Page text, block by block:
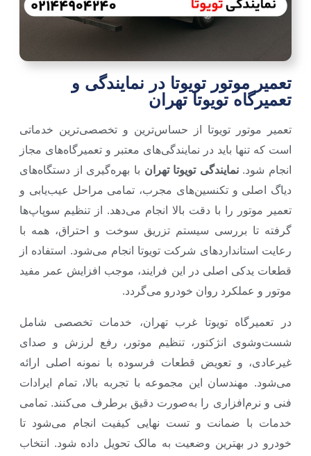
تعمیر موتور تویوتا در نمایندگی و
تعمیرگاه تویوتا تهران
تعمیر موتور تویوتا از حساس‌ترین و تخصصی‌ترین خدماتی
است که تنها باید در نمایندگی‌های معتبر و تعمیرگاه‌های مجاز
انجام شود.نمایندگی تویوتا تهران با بهره‌گیری از دستگاه‌های
دیاگ اصلی و تکنسین‌های مجرب، تمامی مراحل عیب‌یابی و
تعمیر موتور را با دقت بالا انجام می‌دهد. از تنظیم سوپاپ‌ها
گرفته تا بررسی سیستم تزریق سوخت و احتراق، همه با
رعایت استانداردهای شرکت تویوتا انجام می‌شود. استفاده از
قطعات یدکی اصلی در این فرایند، موجب افزایش عمر مفید
موتور و عملکرد روان خودرو می‌گردد.
در تعمیرگاه تویوتا غرب تهران، خدمات تخصصی شامل
شست‌وشوی انژکتور، تنظیم موتور، رفع لرزش و صدای
غیرعادی، و تعویض قطعات فرسوده با نمونه اصلی ارائه
می‌شود. مهندسان این مجموعه با تجربه بالا، تمام ایرادات
فنی و نرم‌افزاری را به‌صورت دقیق برطرف می‌کنند. تمامی
خدمات با ضمانت و تست نهایی کیفیت انجام می‌شود تا
خودرو در بهترین وضعیت به مالک تحویل داده شود. انتخاب